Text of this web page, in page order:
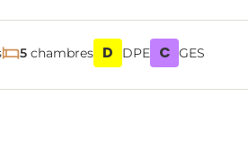
5 chambres D DPE C GES